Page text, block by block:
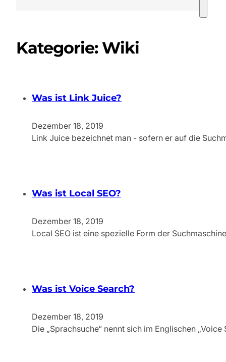
Kategorie: Wiki
Was ist Link Juice?
Dezember 18, 2019
Link Juice bezeichnet man - sofern er auf die
Was ist Local SEO?
Dezember 18, 2019
Local SEO ist eine spezielle Form der
Was ist Voice Search?
Dezember 18, 2019
Die „Sprachsuche“ nennt sich im Englischen